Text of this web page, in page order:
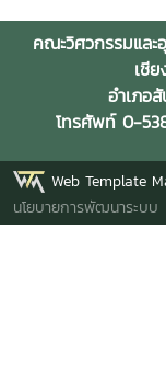
คณะวิศวกรรมและ
เชี
อำเภอ
โทรศัพท์ 0-
Web Template
นโยบายการพัฒนาระบบ